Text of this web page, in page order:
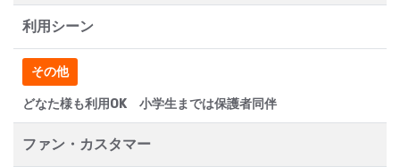
利用シーン
その他
どなた様も利用OK 小学生までは保護者同伴
ファン・カスタマー